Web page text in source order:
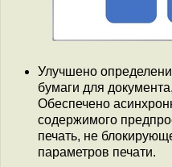
Улучшено
бумаги для
Обеспечено
содержимого
печать, не
параметров печати.